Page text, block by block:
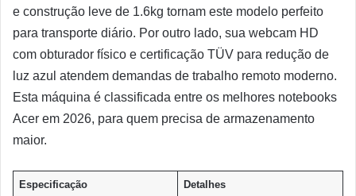
e construção leve de 1.6kg tornam este modelo perfeito
para transporte diário. Por outro lado, sua webcam HD
com obturador físico e certificação TÜV para redução de
luz azul atendem demandas de trabalho remoto moderno.
Esta máquina é classificada entre os melhores notebooks
Acer em 2026, para quem precisa de armazenamento
maior.
Especificação Detalhes